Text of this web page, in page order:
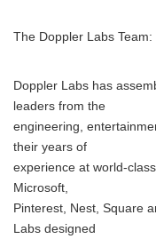
The Doppler Labs
Doppler Labs has
leaders from the
engineering,
their years of
experience at world-
Microsoft,
Pinterest, Nest, Square
Labs designed